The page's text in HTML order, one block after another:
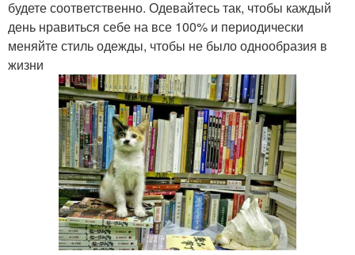
будете соответственно. Одевайтесь так, чтобы каждый
день нравиться себе на все 100% и периодически
меняйте стиль одежды, чтобы не было однообразия в
жизни